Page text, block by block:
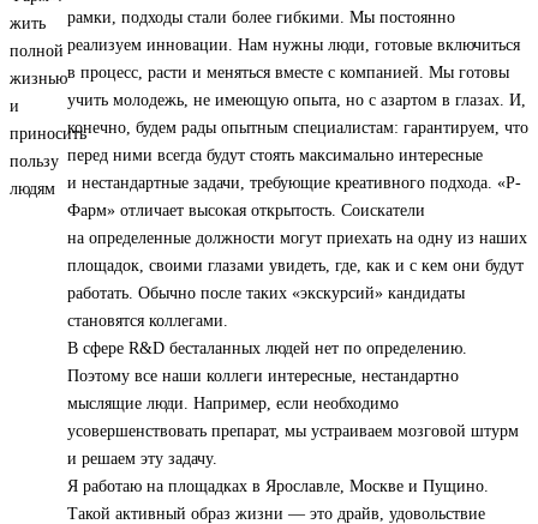
рамки, подходы стали более гибкими. Мы постоянно
реализуем инновации. Нам нужны люди, готовые включиться
в процесс, расти и меняться вместе с компанией. Мы готовы
учить молодежь, не имеющую опыта, но с азартом в глазах. И,
конечно, будем рады опытным специалистам: гарантируем, что
перед ними всегда будут стоять максимально интересные
и нестандартные задачи, требующие креативного подхода. «Р-
Фарм» отличает высокая открытость. Соискатели
на определенные должности могут приехать на одну из наших
площадок, своими глазами увидеть, где, как и с кем они будут
работать. Обычно после таких «экскурсий» кандидаты
становятся коллегами.
В сфере R&D бесталанных людей нет по определению.
Поэтому все наши коллеги интересные, нестандартно
мыслящие люди. Например, если необходимо
усовершенствовать препарат, мы устраиваем мозговой штурм
и решаем эту задачу.
Я работаю на площадках в Ярославле, Москве и Пущино.
Такой активный образ жизни — это драйв, удовольствие